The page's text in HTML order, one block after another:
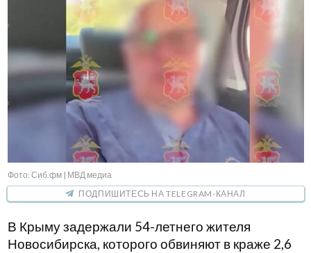
Фото: Сиб.фм | МВД медиа
ПОДПИШИТЕСЬ НА TELEGRAM-КАНАЛ
В Крыму задержали 54-летнего жителя
Новосибирска, которого обвиняют в краже 2,6